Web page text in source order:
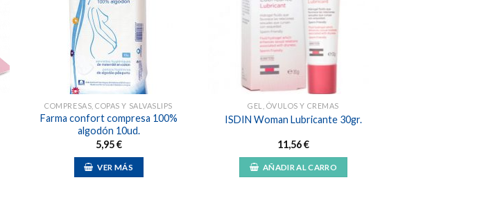
COMPRESAS, COPAS Y SALVASLIPS
Farma confort compresa 100%
algodón 10ud.
5,95€
VER MÁS
GEL, ÓVULOS Y CREMAS
ISDIN Woman Lubricante 30gr.
11,56€
AÑADIR AL CARRO